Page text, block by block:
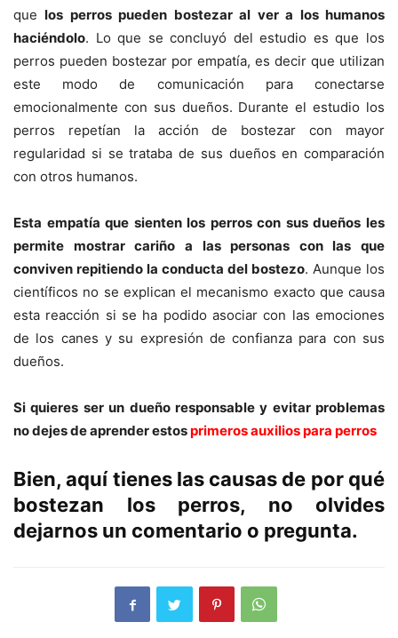
quelos perros pueden bostezar al ver a los humanos
haciéndolo. Lo que se concluyó del estudio es que los
perros pueden bostezar por empatía, es decir que utilizan
este modo de comunicación para conectarse
emocionalmente con sus dueños. Durante el estudio los
perros repetían la acción de bostezar con mayor
regularidad si se trataba de sus dueños en comparación
con otros humanos.
Esta empatía que sienten los perros con sus dueños les
permite mostrar cariño a las personas con las que
conviven repitiendo la conducta del bostezo. Aunque los
científicos no se explican el mecanismo exacto que causa
esta reacción si se ha podido asociar con las emociones
de los canes y su expresión de confianza para con sus
dueños.
Si quieres ser un dueño responsable y evitar problemas
no dejes de aprender estosprimeros auxilios para perros
Bien, aquí tienes las causas de por qué
bostezan los perros, no olvides
dejarnos un comentario o pregunta.